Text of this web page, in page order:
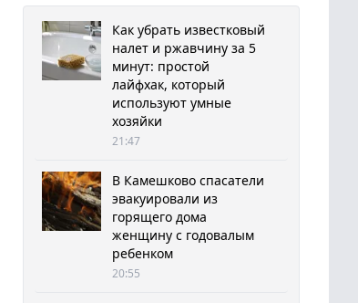
Как убрать известковый
налет и ржавчину за 5
минут: простой
лайфхак, который
используют умные
хозяйки
21:47
В Камешково спасатели
эвакуировали из
горящего дома
женщину с годовалым
ребенком
20:55